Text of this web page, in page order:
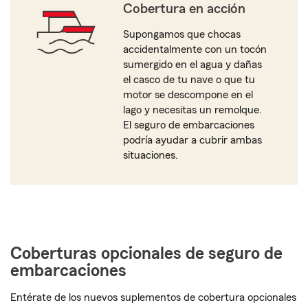
Cobertura en acción
Supongamos que chocas
accidentalmente con un tocón
sumergido en el agua y dañas
el casco de tu nave o que tu
motor se descompone en el
lago y necesitas un remolque.
El seguro de embarcaciones
podría ayudar a cubrir ambas
situaciones.
Coberturas opcionales de seguro de
embarcaciones
Entérate de los nuevos suplementos de cobertura opcionales